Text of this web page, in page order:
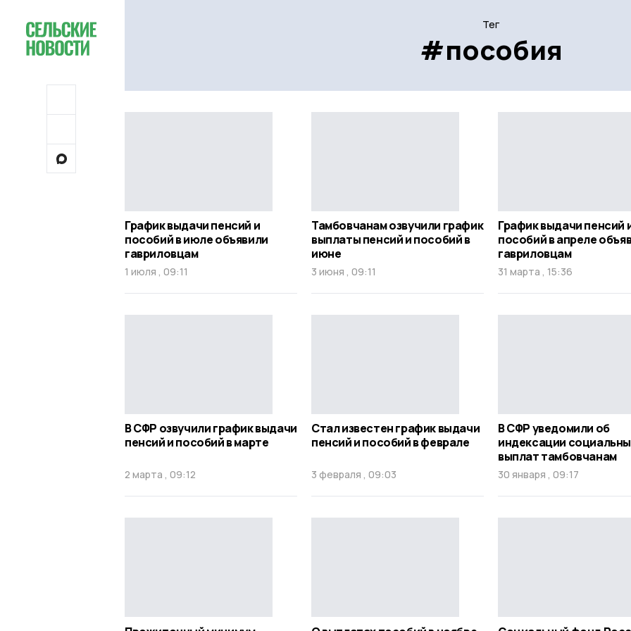
Тег
#пособия
График выдачи пенсий и
пособий в июле объявили
гавриловцам
1 июля , 09:11
Тамбовчанам озвучили график
выплаты пенсий и пособий в
июне
3 июня , 09:11
График выдачи пенсий
пособий в апреле
гавриловцам
31 марта , 15:36
В СФР озвучили график выдачи
пенсий и пособий в марте
2 марта , 09:12
Стал известен график выдачи
пенсий и пособий в феврале
3 февраля , 09:03
В СФР уведомили об
индексации
выплат тамбовчанам
30 января , 09:17